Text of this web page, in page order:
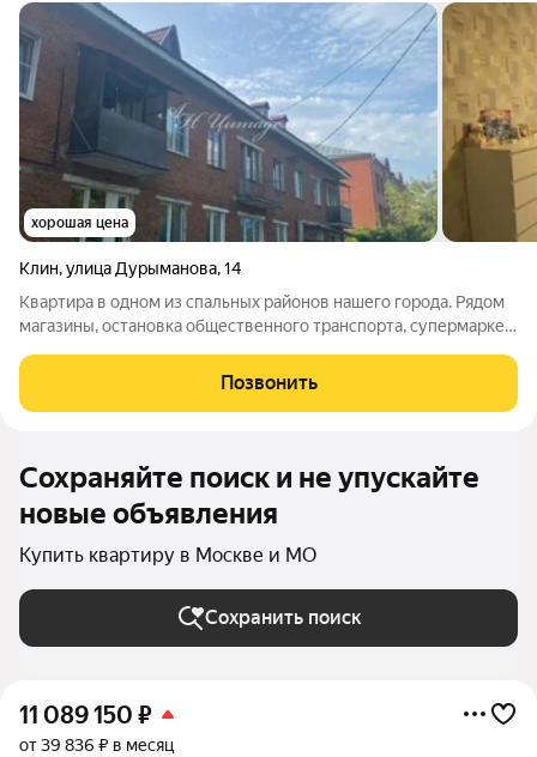
хорошая цена
Клин,улица Дурыманова,14
Квартира в одном из спальных районов нашего города. Рядом
магазины, остановка общественного транспорта, супермаркет,
Подмосковье. Много места для парковки автомобиля. Во
дворе обустроенная детская
Позвонить
Сохраняйте поиск и не упускайте
новые объявления
Купить квартиру в Москве и МО
Сохранить поиск
11 089 150 ₽
от 39 836 ₽ в месяц